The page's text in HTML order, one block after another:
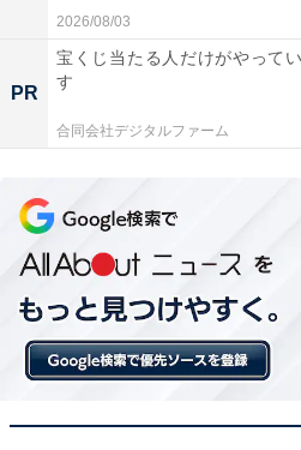
■商品を確認している
ブランドの真贋（しんがん）
価が遅くなることもあります
かどうかを専門店などで鑑定
をするユーザーもいます。その
受取評価ができないこともあり
2026/08/03
PR
宝くじ当たる人だけがやって
す
合同会社デジタルファーム